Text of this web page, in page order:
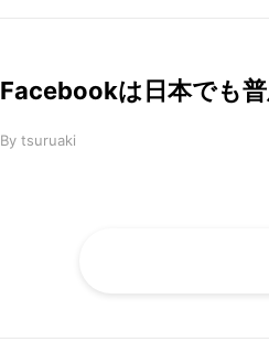
Facebookは日本でも普
By tsuruaki